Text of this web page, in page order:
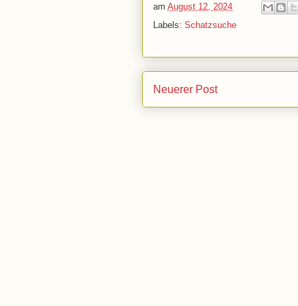
am August 12, 2024
Labels: Schatzsuche
Neuerer Post